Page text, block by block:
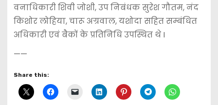
वनाधिकारी शिवी जोशी, उप निबंधक सुरेश गौतम, नंद
किशोर लोहिया, चारू अग्रवाल, यशोदा सहित सम्बंधित
अधिकारी एवं बैकों के प्रतिनिधि उपस्थित थे I
——
Share this: